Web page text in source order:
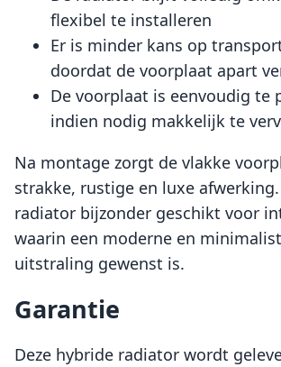
flexibel te installeren
Er is minder kans op
doordat de voorplaat apart
De voorplaat is eenvoudig te
indien nodig makkelijk te
Na montage zorgt de vlakke
strakke, rustige en luxe
radiator bijzonder geschikt voor
waarin een moderne en
uitstraling gewenst is.
Garantie
Deze hybride radiator wordt